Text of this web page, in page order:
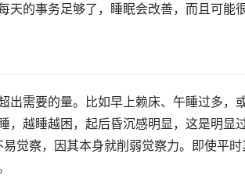
天的事务足够了，睡眠会改善，而且可能
出需要的量。比如早上赖床、午睡过多，
，越睡越困，起后昏沉感明显，这是明显
觉察，因其本身就削弱觉察力。即使平